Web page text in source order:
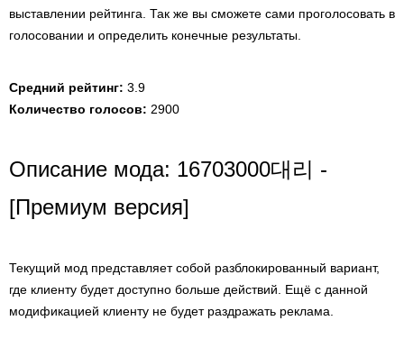
выставлении рейтинга. Так же вы сможете сами проголосовать в
голосовании и определить конечные результаты.
Средний рейтинг: 3.9
Количество голосов: 2900
Описание мода: 16703000대리 -
[Премиум версия]
Текущий мод представляет собой разблокированный вариант,
где клиенту будет доступно больше действий. Ещё с данной
модификацией клиенту не будет раздражать реклама.